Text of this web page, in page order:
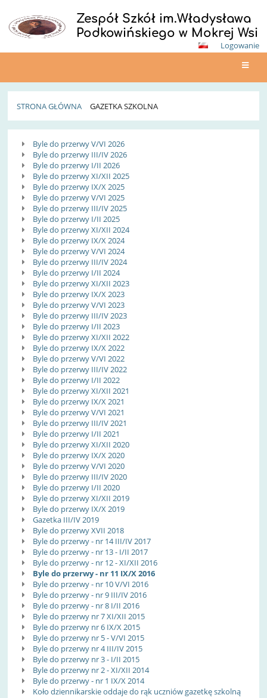
Zespół Szkół im.Władysława
Podkowińskiego w Mokrej Wsi
Logowanie
STRONA GŁÓWNA GAZETKA SZKOLNA
Gazetka
Szkolna
Byle do przerwy V/VI 2026
Byle do przerwy III/IV 2026
Byle do przerwy I/II 2026
Byle do przerwy XI/XII 2025
Byle do przerwy IX/X 2025
Byle do przerwy V/VI 2025
Byle do przerwy III/IV 2025
Byle do przerwy I/II 2025
Byle do przerwy XI/XII 2024
Byle do przerwy IX/X 2024
Byle do przerwy V/VI 2024
Byle do przerwy III/IV 2024
Byle do przerwy I/II 2024
Byle do przerwy XI/XII 2023
Byle do przerwy IX/X 2023
Byle do przerwy V/VI 2023
Byle do przerwy III/IV 2023
Byle do przerwy I/II 2023
Byle do przerwy XI/XII 2022
Byle do przerwy IX/X 2022
Byle do przerwy V/VI 2022
Byle do przerwy III/IV 2022
Byle do przerwy I/II 2022
Byle do przerwy XI/XII 2021
Byle do przerwy IX/X 2021
Byle do przerwy V/VI 2021
Byle do przerwy III/IV 2021
Byle do przerwy I/II 2021
Byle do przerwy XI/XII 2020
Byle do przerwy IX/X 2020
Byle do przerwy V/VI 2020
Byle do przerwy III/IV 2020
Byle do przerwy I/II 2020
Byle do przerwy XI/XII 2019
Byle do przerwy IX/X 2019
Gazetka III/IV 2019
Byle do przerwy XVII 2018
Byle do przerwy - nr 14 III/IV 2017
Byle do przerwy - nr 13 - I/II 2017
Byle do przerwy - nr 12 - XI/XII 2016
Byle do przerwy - nr 11 IX/X 2016
Byle do przerwy - nr 10 V/VI 2016
Byle do przerwy - nr 9 III/IV 2016
Byle do przerwy - nr 8 I/II 2016
Byle do przerwy nr 7 XI/XII 2015
Byle do przerwy nr 6 IX/X 2015
Byle do przerwy nr 5 - V/VI 2015
Byle do przerwy nr 4 III/IV 2015
Byle do przerwy nr 3 - I/II 2015
Byle do przerwy nr 2 - XI/XII 2014
Byle do przerwy - nr 1 IX/X 2014
Koło dziennikarskie oddaje do rąk uczniów gazetkę szkolną